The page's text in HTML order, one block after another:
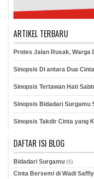
ARTIKEL TERBARU
Protes Jalan Rusak, Warga
Sinopsis Di antara Dua
Sinopsis Tertawan Hati
Sinopsis Bidadari Surgamu
Sinopsis Takdir Cinta yang
DAFTAR ISI BLOG
Bidadari Surgamu (5)
Cinta Bersemi di Wadi